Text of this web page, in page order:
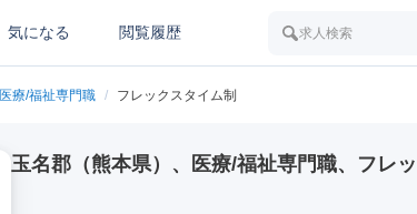
気になる 閲覧履歴 求人検索
医療/福祉専門職 / フレックスタイム制
玉名郡（熊本県）、医療/福祉専門職、フレ